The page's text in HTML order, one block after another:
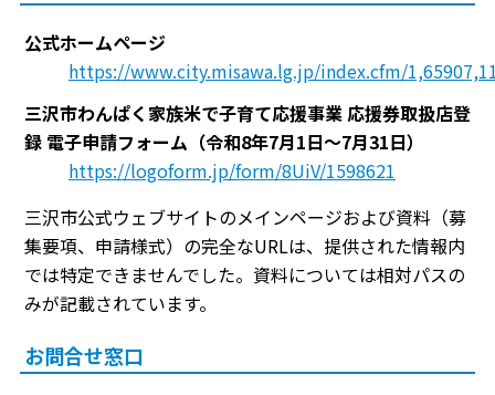
公式ホームページ
https://www.city.misawa.lg.jp/index.cfm/
三沢市わんぱく家族米で子育て応援事業 応援券取扱店登
録 電子申請フォーム（令和8年7月1日～7月31日）
https://logoform.jp/form/8UiV/1598621
三沢市公式ウェブサイトのメインページおよび資料（募
集要項、申請様式）の完全なURLは、提供された情報内
では特定できませんでした。資料については相対パスの
みが記載されています。
お問合せ窓口